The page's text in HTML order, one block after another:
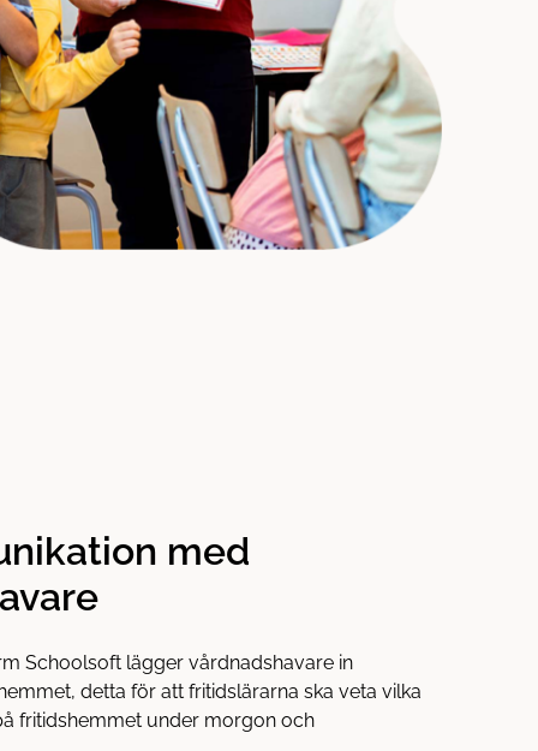
med
Schoolsoft lägger vårdnadshavare in
detta för att fritidslärarna ska veta vilka
fritidshemmet under morgon och